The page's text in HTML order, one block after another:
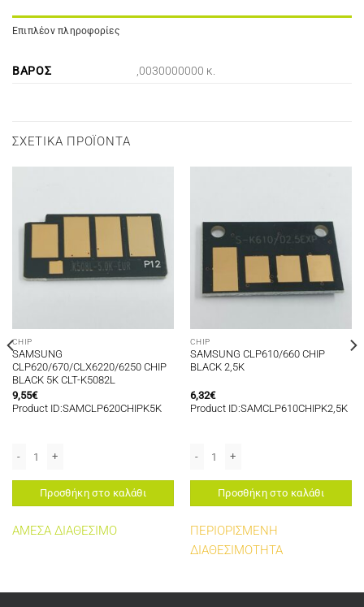
Επιπλέον πληροφορίες
ΒΆΡΟΣ ,0030000000 κ.
ΣΧΕΤΙΚΆ ΠΡΟΪΌΝΤΑ
CHIP
SAMSUNG
CLP620/670/CLX6220/6250 CHIP
BLACK 5K CLT-K5082L
9,55€
Product ID:SAMCLP620CHIPK5K
Προσθήκη στο καλάθι
ΑΜΕΣΑ ΔΙΑΘΕΣΙΜΟ
CHIP
SAMSUNG CLP610/660 CHIP
BLACK 2,5K
6,32€
Product ID:SAMCLP610CHIPK2,5K
Προσθήκη στο καλάθι
ΠΕΡΙΟΡΙΣΜΕΝΗ
ΔΙΑΘΕΣΙΜΟΤΗΤΑ